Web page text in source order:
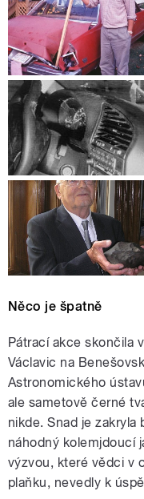
Něco je špatně
Pátrací akce skončila
Václavic na
Astronomického
ale sametově černé
nikde. Snad je zakryla
náhodný kolemjdoucí
výzvou, které vědci v
plaňku, nevedly k